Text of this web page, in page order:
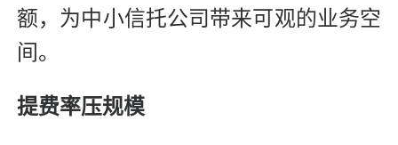
额，为中小信托公司带来可观的业务空
间。
提费率压规模